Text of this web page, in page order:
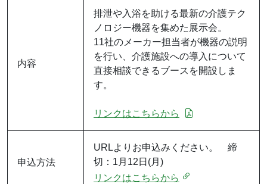
内容
排泄や入浴を助ける最新の介護テク
ノロジー機器を集めた展示会。
11社のメーカー担当者が機器の説明
を行い、介護施設への導入について
直接相談できるブースを開設しま
す。
リンクはこちらから
申込方法
URLよりお申込みください。 締
切：1月12日(月)
リンクはこちらから